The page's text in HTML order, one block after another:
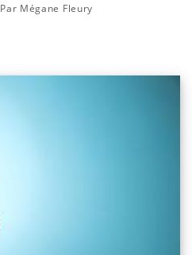
Par Mégane Fleury